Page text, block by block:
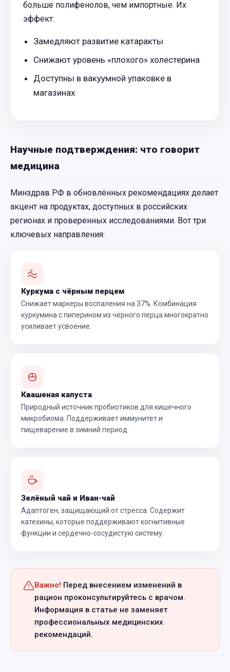
больше полифенолов, чем импортные. Их
эффект:
Замедляют развитие катаракты
Снижают уровень «плохого» холестерина
Доступны в вакуумной упаковке в
магазинах
Научные подтверждения: что говорит
медицина
Минздрав РФ в обновлённых рекомендациях делает
акцент на продуктах, доступных в российских
регионах и проверенных исследованиями. Вот три
ключевых направления:
Куркума с чёрным перцем
Снижает маркеры воспаления на 37%. Комбинация
куркумина с пиперином из чёрного перца многократно
усиливает усвоение.
Квашеная капуста
Природный источник пробиотиков для кишечного
микробиома. Поддерживает иммунитет и
пищеварение в зимний период.
Зелёный чай и Иван-чай
Адаптоген, защищающий от стресса. Содержит
катехины, которые поддерживают когнитивные
функции и сердечно-сосудистую систему.
Важно! Перед внесением изменений в
рацион проконсультируйтесь с врачом.
Информация в статье не заменяет
профессиональных медицинских
рекомендаций.